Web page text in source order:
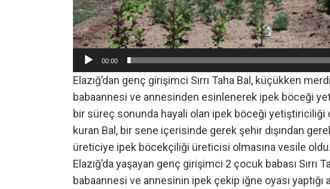
00:00
Elazığ’dan genç girişimci Sırrı Taha Bal, küçükken
babaannesi ve annesinden esinlenerek ipek böceği
bir süreç sonunda hayali olan ipek böceği
kuran Bal, bir sene içerisinde gerek şehir dışından
üreticiye ipek böcekçiliği üreticisi olmasına vesile oldu.
Elazığ’da yaşayan genç girişimci 2 çocuk babası Sırrı
babaannesi ve annesinin ipek çekip iğne oyası yaptığı